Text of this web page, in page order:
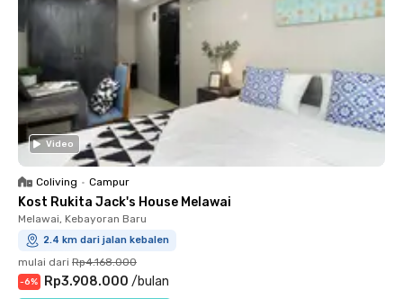
Video
Coliving • Campur
Kost Rukita Jack's House Melawai
Melawai, Kebayoran Baru
2.4 km dari jalan kebalen
mulai dari Rp4.168.000
-6% Rp3.908.000 /bulan